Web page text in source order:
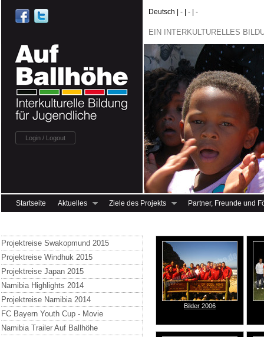
Login / Logout
Deutsch | - | - | -
EIN INTERKULTURELLES
Startseite Aktuelles Ziele des Projekts Partner, Freunde und
Projektreise Swakopmund 2015
Projektreise Windhuk 2015
Projektreise Japan 2015
Namibia Highlights 2014
Projektreise Namibia 2014
FC Bayern Youth Cup - Movie
Namibia Trailer Auf Ballhöhe
Bilder 2006